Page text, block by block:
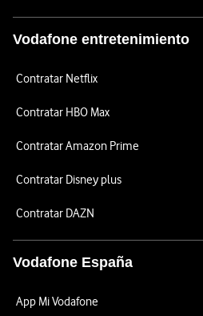
Vodafone entretenimiento
Contratar Netflix
Contratar HBO Max
Contratar Amazon Prime
Contratar Disney plus
Contratar DAZN
Vodafone España
App Mi Vodafone